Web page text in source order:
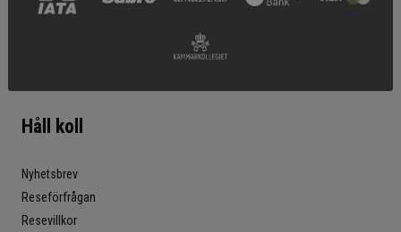
Håll koll
Nyhetsbrev
Reseförfrågan
Resevillkor